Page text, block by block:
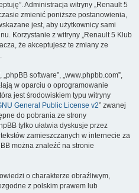
Administracja witryny „Renault 5
zmienić poniższe postanowienia,
jest, aby użytkownicy sami
Korzystanie z witryny „Renault 5 Klub
że akceptujesz te zmiany ze
„phpBB software”, „www.phpbb.com”,
w oparciu o oprogramowanie
jest środowiskiem typu witryny
General Public License v2” zwanej
do pobrania ze strony
tylko ułatwia dyskusje przez
zamieszczanych w internecie za
można znaleźć na stronie
o charakterze obraźliwym,
z polskim prawem lub